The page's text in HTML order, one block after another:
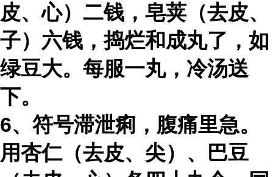
皮、心）二钱，皂荚（去皮、
子）六钱，捣烂和成丸了，如
绿豆大。每服一丸，冷汤送
下。
6、符号滞泄痢，腹痛里急。
用杏仁（去皮、尖）、巴豆